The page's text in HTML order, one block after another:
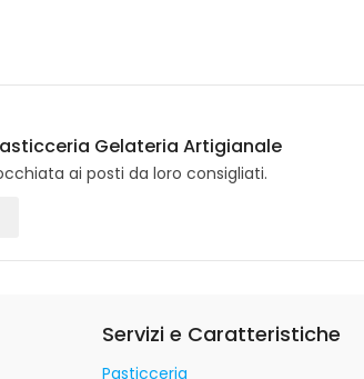
Gelateria Artigianale
ai posti da loro consigliati.
Servizi e Caratteristiche
Pasticceria